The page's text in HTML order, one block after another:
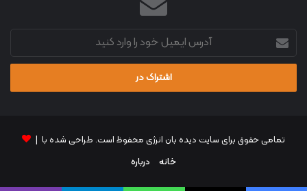
آدرس
ایمیل
خود
وارد
تمامی حقوق برای سایت دیده بان انرژی محفوظ است. طراحی شده با |
خانه
درباره